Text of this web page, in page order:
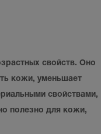
свойств. Оно
кожи, уменьшает
свойствами,
полезно для кожи,